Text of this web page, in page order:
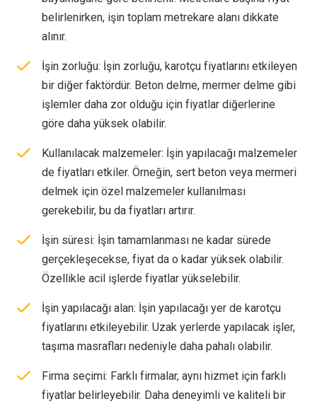
belirlenirken, işin toplam metrekare alanı dikkate
alınır.
İşin zorluğu: İşin zorluğu, karotçu fiyatlarını etkileyen
bir diğer faktördür. Beton delme, mermer delme gibi
işlemler daha zor olduğu için fiyatlar diğerlerine
göre daha yüksek olabilir.
Kullanılacak malzemeler: İşin yapılacağı malzemeler
de fiyatları etkiler. Örneğin, sert beton veya mermeri
delmek için özel malzemeler kullanılması
gerekebilir, bu da fiyatları artırır.
İşin süresi: İşin tamamlanması ne kadar sürede
gerçekleşecekse, fiyat da o kadar yüksek olabilir.
Özellikle acil işlerde fiyatlar yükselebilir.
İşin yapılacağı alan: İşin yapılacağı yer de karotçu
fiyatlarını etkileyebilir. Uzak yerlerde yapılacak işler,
taşıma masrafları nedeniyle daha pahalı olabilir.
Firma seçimi: Farklı firmalar, aynı hizmet için farklı
fiyatlar belirleyebilir. Daha deneyimli ve kaliteli bir